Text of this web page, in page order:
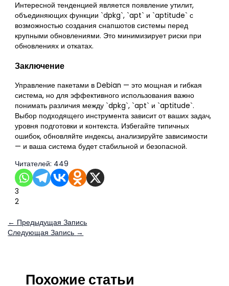
Интересной тенденцией является появление утилит,
объединяющих функции `dpkg`, `apt` и `aptitude` с
возможностью создания снапшотов системы перед
крупными обновлениями. Это минимизирует риски при
обновлениях и откатах.
Заключение
Управление пакетами в Debian — это мощная и гибкая
система, но для эффективного использования важно
понимать различия между `dpkg`, `apt` и `aptitude`.
Выбор подходящего инструмента зависит от ваших задач,
уровня подготовки и контекста. Избегайте типичных
ошибок, обновляйте индексы, анализируйте зависимости
— и ваша система будет стабильной и безопасной.
Читателей: 449
3
2
← Предыдущая Запись
Следующая Запись →
Похожие статьи